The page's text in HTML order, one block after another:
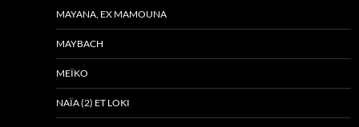
MAYANA, EX MAMOUNA
MAYBACH
MEÏKO
NAÏA (2) ET LOKI